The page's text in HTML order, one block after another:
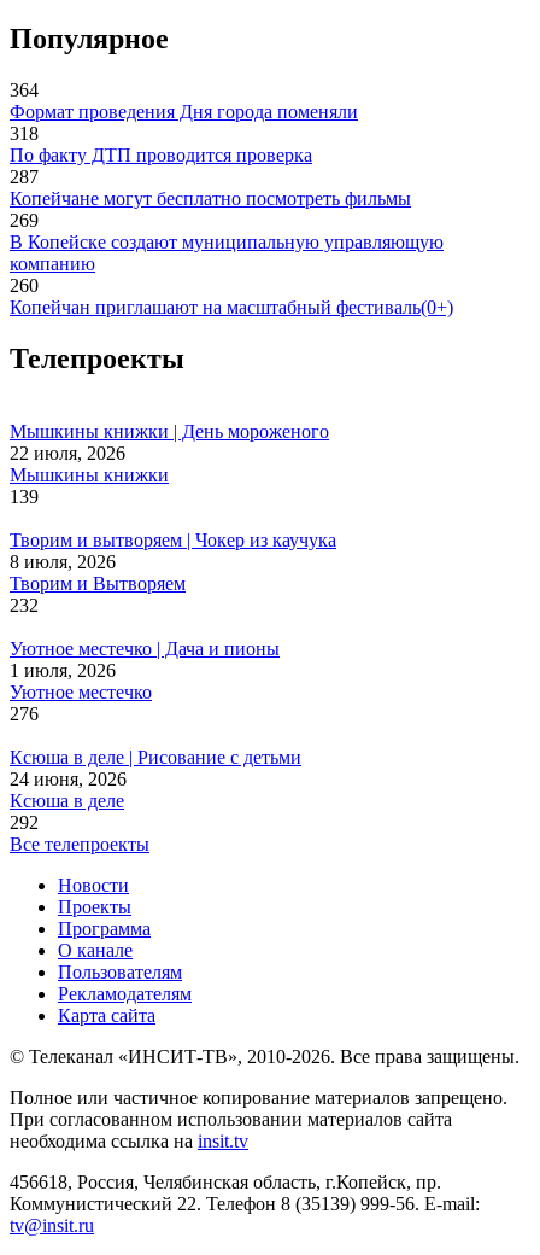
Популярное
364
Формат проведения Дня города поменяли
318
По факту ДТП проводится проверка
287
Копейчане могут бесплатно посмотреть фильмы
269
В Копейске создают муниципальную управляющую
компанию
260
Копейчан приглашают на масштабный фестиваль(0+)
Телепроекты
Мышкины книжки | День мороженого
22 июля, 2026
Мышкины книжки
139
Творим и вытворяем | Чокер из каучука
8 июля, 2026
Творим и Вытворяем
232
Уютное местечко | Дача и пионы
1 июля, 2026
Уютное местечко
276
Ксюша в деле | Рисование с детьми
24 июня, 2026
Ксюша в деле
292
Все телепроекты
Новости
Проекты
Программа
О канале
Пользователям
Рекламодателям
Карта сайта
© Телеканал «ИНСИТ-ТВ», 2010-2026. Все права защищены.
Полное или частичное копирование материалов запрещено.
При согласованном использовании материалов сайта
необходима ссылка на insit.tv
456618, Россия, Челябинская область, г.Копейск, пр.
Коммунистический 22. Телефон 8 (35139) 999-56. E-mail:
tv@insit.ru